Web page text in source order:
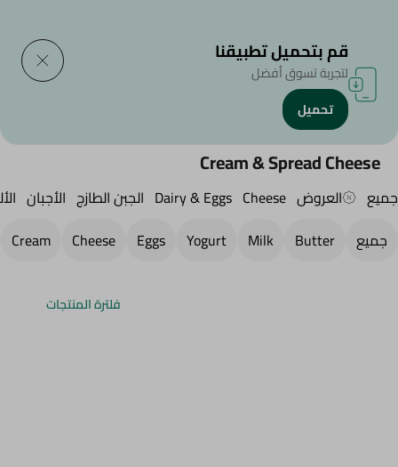
الرئيسية /الجبن,منتجات الألبان والبيض
كريمة & الجبن المفرود
Cream & Spread Cheese
جميع العروض Cheese
Dairy & Eggs الجبن الطازج الأجبان
جميع
Butter
Milk
Yogurt
Eggs
Cheese
Cream
فلترة المنتجات
قم بتحميل تطبيقنا
لتجربة تسوق أفضل
تحميل